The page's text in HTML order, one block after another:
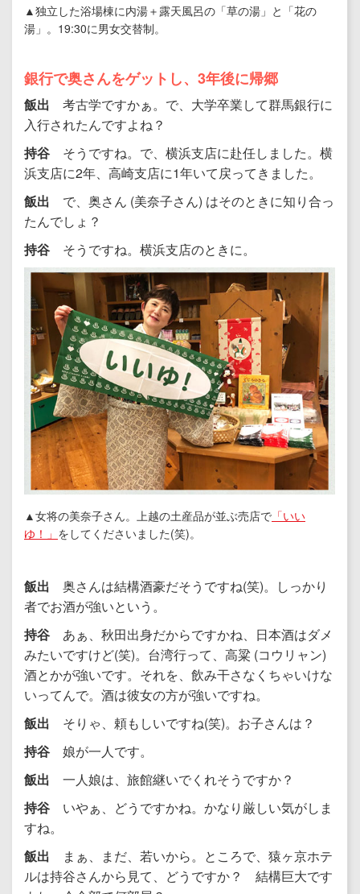
▲独立した浴場棟に内湯＋露天風呂の「草の湯」と「花の
湯」。19:30に男女交替制。
銀行で奥さんをゲットし、3年後に帰郷
飯出 考古学ですかぁ。で、大学卒業して群馬銀行に
入行されたんですよね？
持谷 そうですね。で、横浜支店に赴任しました。横
浜支店に2年、高崎支店に1年いて戻ってきました。
飯出 で、奥さん (美奈子さん) はそのときに知り合っ
たんでしょ？
持谷 そうですね。横浜支店のときに。
▲女将の美奈子さん。上越の土産品が並ぶ売店で 「いい
ゆ！」 をしてくださいました(笑)。
飯出 奥さんは結構酒豪だそうですね(笑)。しっかり
者でお酒が強いという。
持谷 あぁ、秋田出身だからですかね、日本酒はダメ
みたいですけど(笑)。台湾行って、高粱 (コウリャン)
酒とかが強いです。それを、飲み干さなくちゃいけな
いってんで。酒は彼女の方が強いですね。
飯出 そりゃ、頼もしいですね(笑)。お子さんは？
持谷 娘が一人です。
飯出 一人娘は、旅館継いでくれそうですか？
持谷 いやぁ、どうですかね。かなり厳しい気がしま
すね。
飯出 まぁ、まだ、若いから。ところで、猿ヶ京ホテ
ルは持谷さんから見て、どうですか？ 結構巨大です